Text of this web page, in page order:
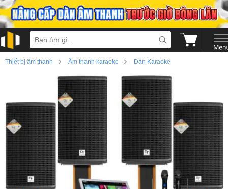
Thiết bị âm thanh › Âm thanh karaoke › Dàn Karaoke